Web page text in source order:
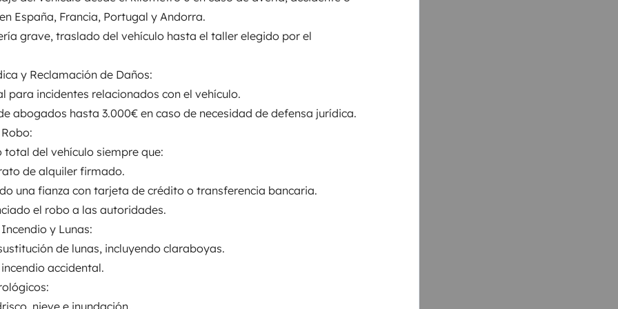
España, Francia, Portugal y Andorra.
grave, traslado del vehículo hasta el taller elegido por el
y Reclamación de Daños:
para incidentes relacionados con el vehículo.
abogados hasta 3.000€ en caso de necesidad de defensa jurídica.
total del vehículo siempre que:
de alquiler firmado.
una fianza con tarjeta de crédito o transferencia bancaria.
el robo a las autoridades.
y Lunas:
de lunas, incluyendo claraboyas.
accidental.
nieve e inundación.
schiefgehen
an
aventura! 🏔️☀️
Nuestra
Fiat McLouis
escapadas a la playa
4 personas
de un día de aventuras.
equipada
Eine Nachricht senden